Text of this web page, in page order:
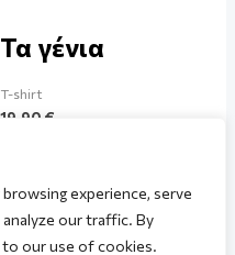
experience, serve
our traffic. By
to our use of cookies.
Τα γένια
T-shirt
19,90 €